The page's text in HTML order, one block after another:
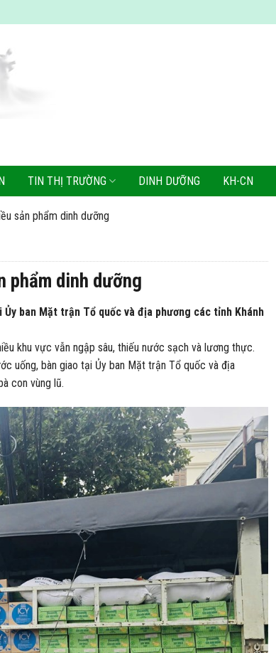
TIN THỊ TRƯỜNG DINH DƯỠNG KH-CN
sản phẩm dinh dưỡng
phẩm dinh dưỡng
ban Mặt trận Tổ quốc và địa phương các tỉnh Khánh
khu vực vẫn ngập sâu, thiếu nước sạch và lương thực.
uống, bàn giao tại Ủy ban Mặt trận Tổ quốc và địa
con vùng lũ.